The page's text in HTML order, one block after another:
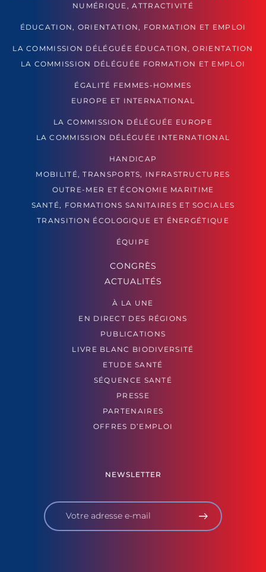
NUMÉRIQUE, ATTRACTIVITÉ
ÉDUCATION, ORIENTATION, FORMATION ET EMPLOI
LA COMMISSION DÉLÉGUÉE ÉDUCATION, ORIENTATION
LA COMMISSION DÉLÉGUÉE FORMATION ET EMPLOI
ÉGALITÉ FEMMES-HOMMES
EUROPE ET INTERNATIONAL
LA COMMISSION DÉLÉGUÉE EUROPE
LA COMMISSION DÉLÉGUÉE INTERNATIONAL
HANDICAP
MOBILITÉ, TRANSPORTS, INFRASTRUCTURES
OUTRE-MER ET ÉCONOMIE MARITIME
SANTÉ, FORMATIONS SANITAIRES ET SOCIALES
TRANSITION ÉCOLOGIQUE ET ÉNERGÉTIQUE
ÉQUIPE
CONGRÈS
ACTUALITÉS
À LA UNE
EN DIRECT DES RÉGIONS
PUBLICATIONS
LIVRE BLANC BIODIVERSITÉ
ETUDE SANTÉ
SÉQUENCE SANTÉ
PRESSE
PARTENAIRES
OFFRES D’EMPLOI
NEWSLETTER